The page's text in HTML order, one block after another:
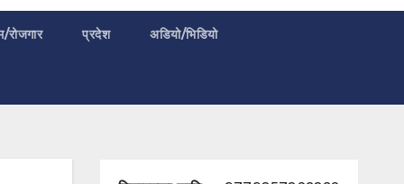
रोजगार प्रदेश अडियो/भिडियो